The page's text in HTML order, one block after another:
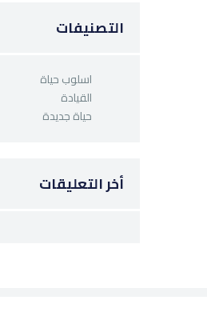
التصنيفات
اسلوب حياة
القيادة
حياة جديدة
أخر التعليقات